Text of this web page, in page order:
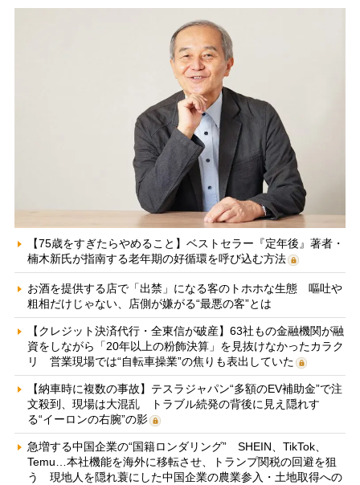
【75歳をすぎたらやめること】ベストセラー『定年後』著者・
楠木新氏が指南する老年期の好循環を呼び込む方法
お酒を提供する店で「出禁」になる客のトホホな生態 嘔吐や
粗相だけじゃない、店側が嫌がる“最悪の客”とは
【クレジット決済代行・全東信が破産】63社もの金融機関が融
資をしながら「20年以上の粉飾決算」を見抜けなかったカラク
リ 営業現場では“自転車操業”の焦りも表出していた
【納車時に複数の事故】テスラジャパン“多額のEV補助金”で注
文殺到、現場は大混乱 トラブル続発の背後に見え隠れす
る“イーロンの右腕”の影
急増する中国企業の“国籍ロンダリング” SHEIN、TikTok、
Temu…本社機能を海外に移転させ、トランプ関税の回避を狙
う 現地人を隠れ蓑にした中国企業の農業参入・土地取得への